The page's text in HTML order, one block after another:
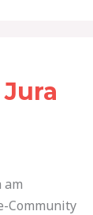
am
Community